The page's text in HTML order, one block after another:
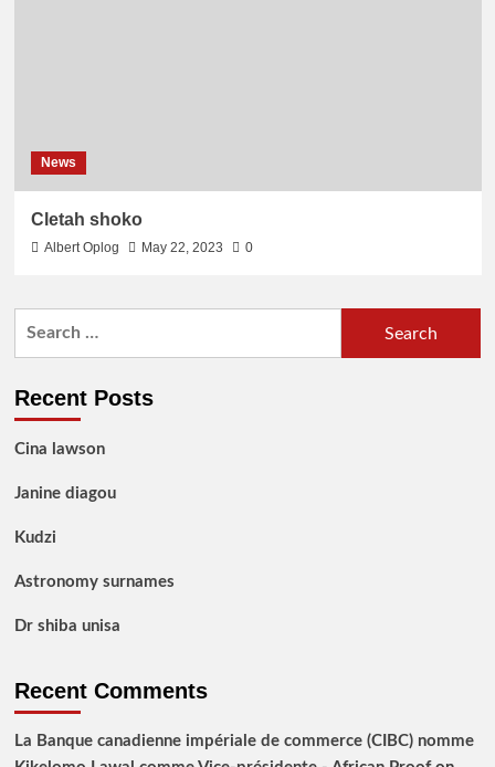
News
Cletah shoko
Albert Oplog May 22, 2023 0
Recent Posts
Cina lawson
Janine diagou
Kudzi
Astronomy surnames
Dr shiba unisa
Recent Comments
La Banque canadienne impériale de commerce (CIBC) nomme